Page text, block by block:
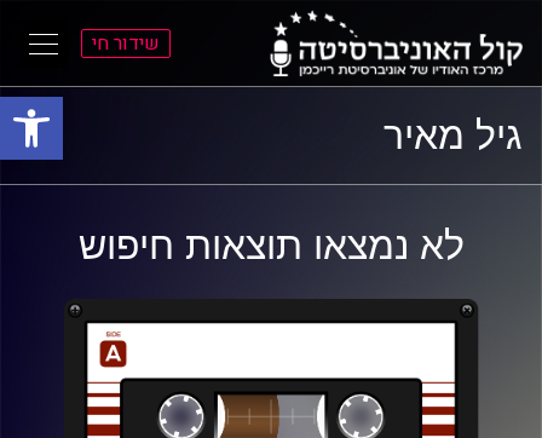
פתח
התפריט
הראשי
התוכן
הראשי
שידור חי
גיל מאיר
לא נמצאו תוצאות חיפוש